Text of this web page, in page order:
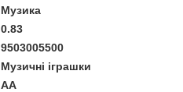
Музика
0.83
9503005500
Музичні іграшки
AA